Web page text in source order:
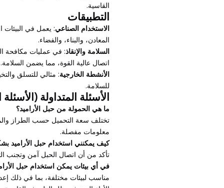
القاسية.
التطبيقات
الاستخدام الصناعي: يعمل في البيئات
المعادن، والبناء، والفضاء.
السلامة والإنقاذ: في عمليات مكافحة
اتصال عالية القوة، مما يضمن السلامة.
الأنشطة الخارجية: مثالي للتسلق
للسلامة.
الأسئلة المتداولة
ما هي الحمولة من حبل الأراميد؟
تختلف سعة التحميل حسب الطراز
معلومات مفصلة.
كيف يمكنني استخدام حبل الأراميد
تأكد من أن اتصال الحبل آمن وتجنب
في أي بيئات يمكن استخدام حبل
مناسب لبيئات مختلفة، بما في ذلك